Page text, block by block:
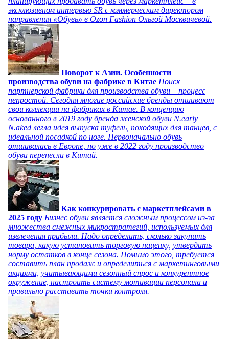
эксклюзивном интервью SR с коммерческим директором
направления «Обувь» в Ozon Fashion Ольгой Москвичевой.
Поворот к Азии. Особенности
производства обуви на фабрике в Китае Поиск
партнерской фабрики для производства обуви – процесс
непростой. Сегодня многие российские бренды отшивают
свои коллекции на фабриках в Китае. В концепцию
основанного в 2019 году бренда женской обуви N.early
N.aked легла идея выпуска туфель, походящих для танцев, с
идеальной посадкой по ноге. Первоначально обувь
отшивалась в Европе, но уже в 2022 году производство
обуви перенесли в Китай.
Как конкурировать с маркетплейсами в
2025 году Бизнес обуви является сложным процессом из-за
множества смежных микростратегий, используемых для
извлечения прибыли. Надо определить, сколько закупить
товара, какую установить торговую наценку, утвердить
норму остатков в конце сезона. Помимо этого, требуется
составить план продаж и определиться с маркетинговыми
акциями, учитывающими сезонный спрос и конкурентное
окружение, настроить систему мотивации персонала и
правильно расставить точки контроля.